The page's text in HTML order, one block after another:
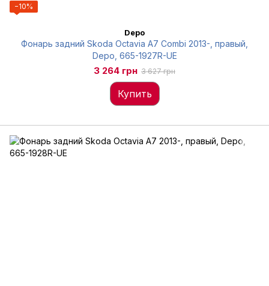
−10%
Depo
Фонарь задний Skoda Octavia A7 Combi 2013-, правый,
Depo, 665-1927R-UE
3 264 грн 3 627 грн
Купить